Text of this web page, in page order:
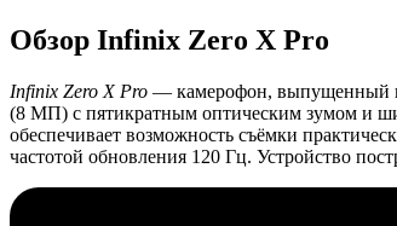
Обзор Infinix Zero X Pro
Infinix Zero X Pro — камерофон, выпущенный в
(8 МП) с пятикратным оптическим зумом и
обеспечивает возможность съёмки
частотой обновления 120 Гц. Устройство